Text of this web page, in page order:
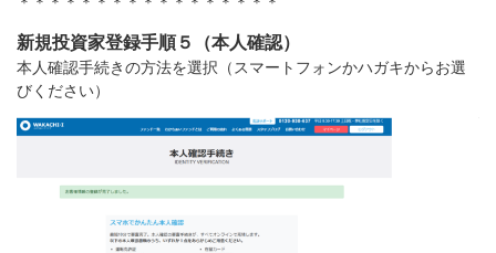
新規投資家登録手順５（本人確認）
本人確認手続きの方法を選択（スマートフォンかハガキからお選
びください）